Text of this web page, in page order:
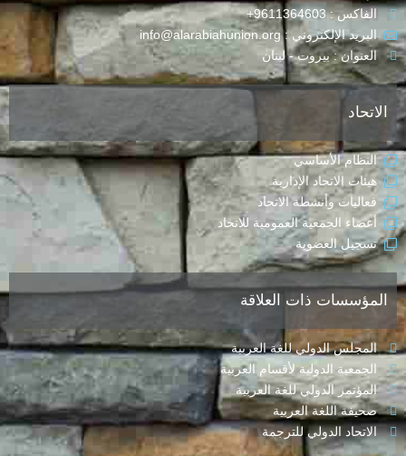
الفاكس : 9611364603+
البريد الإلكتروني : info@alarabiahunion.org
العنوان : بيروت - لبنان
الاتحاد
النظام الأساسي
هيئات الاتحاد الإدارية
فعاليات وأنشطة الاتحاد
أعضاء الجمعية العمومية للاتحاد
تسجيل العضوية
المؤسسات ذات العلاقة
المجلس الدولي للغة العربية
الجمعية الدولية لأقسام العربية
المؤتمر الدولي للغة العربية
صحيفة اللغة العربية
الاتحاد الدولي للترجمة